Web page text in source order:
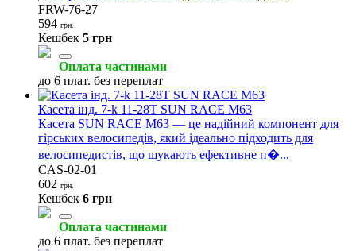
FRW-76-27
594 грн.
Кешбек 5 грн
Оплата частинами
до 6 плат. без переплат
Касета інд. 7-k 11-28T SUN RACE M63
Касета SUN RACE M63 — це надійний компонент для
гірських велосипедів, який ідеально підходить для
велосипедистів, що шукають ефективне п�...
CAS-02-01
602 грн.
Кешбек 6 грн
Оплата частинами
до 6 плат. без переплат